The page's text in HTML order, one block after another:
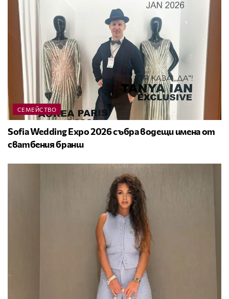
СЕМЕЙСТВО
Sofia Wedding Expo 2026 събра водещи имена от
сватбения бранш